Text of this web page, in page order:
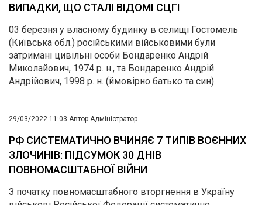
ВИПАДКИ, ЩО СТАЛІ ВІДОМІ СЦГІ
03 березня у власному будинку в селищі Гостомель
(Київська обл.) російськими військовими були
затримані цивільні особи Бондаренко Андрій
Миколайович, 1974 р. н., та Бондаренко Андрій
Андрійович, 1998 р. н. (ймовірно батько та син).
29/03/2022 11:03 Автор:Адміністратор
РФ СИСТЕМАТИЧНО ВЧИНЯЄ 7 ТИПІВ ВОЄННИХ
ЗЛОЧИНІВ: ПІДСУМОК 30 ДНІВ
ПОВНОМАСШТАБНОЇ ВІЙНИ
З початку повномасштабного вторгнення в Україну